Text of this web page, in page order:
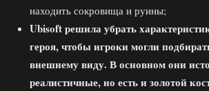
находить сокровища и руины;
Ubisoft решила убрать
героя, чтобы игроки могли
внешнему виду. В основном они
реалистичные, но есть и золотой